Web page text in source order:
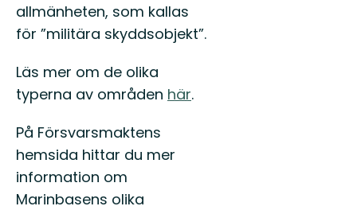
allmänheten, som kallas
för ”militära skyddsobjekt”.
Läs mer om de olika
typerna av områden här.
På Försvarsmaktens
hemsida hittar du mer
information om
Marinbasens olika